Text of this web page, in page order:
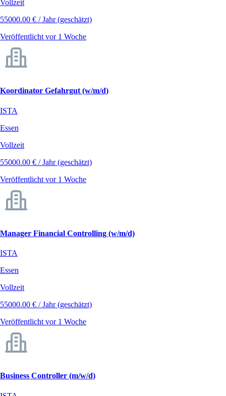
Vollzeit
55000.00 € / Jahr (geschätzt)
Veröffentlicht vor 1 Woche
Koordinator Gefahrgut (w/m/d)
ISTA
Essen
Vollzeit
55000.00 € / Jahr (geschätzt)
Veröffentlicht vor 1 Woche
Manager Financial Controlling (w/m/d)
ISTA
Essen
Vollzeit
55000.00 € / Jahr (geschätzt)
Veröffentlicht vor 1 Woche
Business Controller (m/w/d)